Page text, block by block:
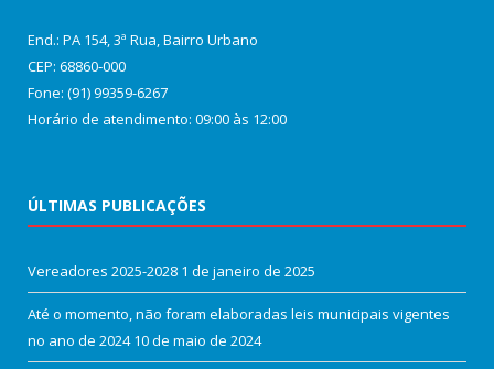
End.: PA 154, 3ª Rua, Bairro Urbano
CEP: 68860‑000
Fone: (91) 99359-6267
Horário de atendimento: 09:00 às 12:00
ÚLTIMAS PUBLICAÇÕES
Vereadores 2025-2028 1 de janeiro de 2025
Até o momento, não foram elaboradas leis municipais vigentes
no ano de 2024 10 de maio de 2024